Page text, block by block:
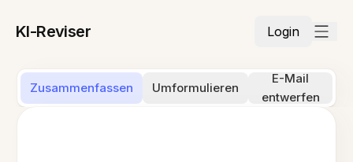
KI-Reviser Login
Zusammenfassen Umformulieren
E-Mail
entwerfen